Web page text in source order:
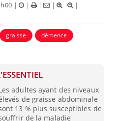
| | | |
|
graisse démence
adultes ayant des niveaux
de graisse abdominale
13 % plus susceptibles de
de la maladie